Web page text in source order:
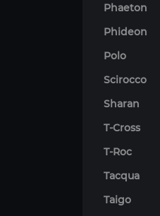
Phaeton
Phideon
Polo
Scirocco
Sharan
T-Cross
T-Roc
Tacqua
Taigo